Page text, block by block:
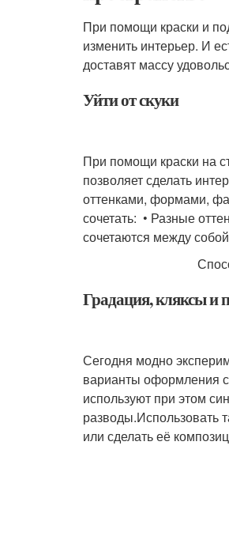
При помощи краски и
изменить интерьер. И
доставят массу
Уйти от скуки
При помощи краски на
позволяет сделать
оттенками, формами,
сочетать: • Разные
сочетаются между
Градация, кляксы и
Сегодня модно
варианты оформления
используют при этом
разводы.Использовать
или сделать её